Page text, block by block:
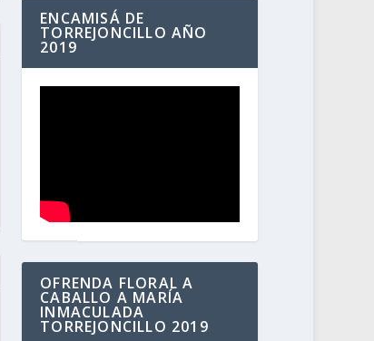
ENCAMISÁ DE
TORREJONCILLO AÑO
2019
OFRENDA FLORAL A
CABALLO A MARÍA
INMACULADA
TORREJONCILLO 2019